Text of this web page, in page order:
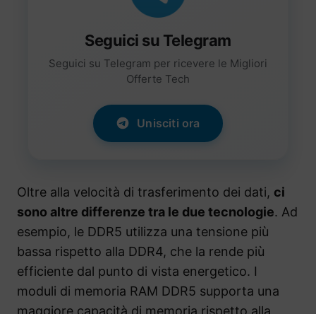
Seguici su Telegram
Seguici su Telegram per ricevere le Migliori
Offerte Tech
Unisciti ora
Oltre alla velocità di trasferimento dei dati, ci
sono altre differenze tra le due tecnologie. Ad
esempio, le DDR5 utilizza una tensione più
bassa rispetto alla DDR4, che la rende più
efficiente dal punto di vista energetico. I
moduli di memoria RAM DDR5 supporta una
maggiore capacità di memoria rispetto alla